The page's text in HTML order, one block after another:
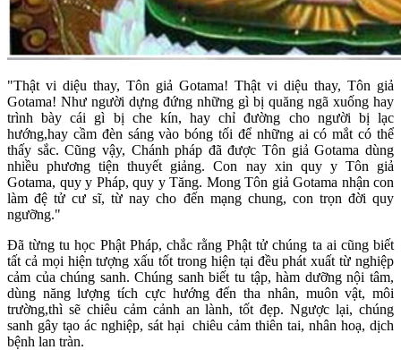
"Thật vi diệu thay, Tôn giả Gotama! Thật vi diệu thay, Tôn giả
Gotama! Như người dựng đứng những gì bị quăng ngã xuống hay
trình bày cái gì bị che kín, hay chỉ đường cho người bị lạc
hướng,hay cầm đèn sáng vào bóng tối để những ai có mắt có thể
thấy sắc. Cũng vậy, Chánh pháp đã được Tôn giả Gotama dùng
nhiều phương tiện thuyết giảng. Con nay xin quy y Tôn giả
Gotama, quy y Pháp, quy y Tăng. Mong Tôn giả Gotama nhận con
làm đệ tử cư sĩ, từ nay cho đến mạng chung, con trọn đời quy
ngưỡng."
Đã từng tu học Phật Pháp, chắc rằng Phật tử chúng ta ai cũng biết
tất cả mọi hiện tượng xấu tốt trong hiện tại đều phát xuất từ nghiệp
cảm của chúng sanh. Chúng sanh biết tu tập, hàm dưỡng nội tâm,
dùng năng lượng tích cực hướng đến tha nhân, muôn vật, môi
trường,thì sẽ chiêu cảm cảnh an lành, tốt đẹp. Ngược lại, chúng
sanh gây tạo ác nghiệp, sát hại chiêu cảm thiên tai, nhân hoạ, dịch
bệnh lan tràn.